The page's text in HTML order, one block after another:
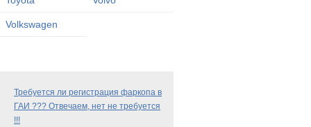
Volkswagen
Требуется ли регистрация фаркопа в
ГАИ ??? Отвечаем, нет не требуется
!!!